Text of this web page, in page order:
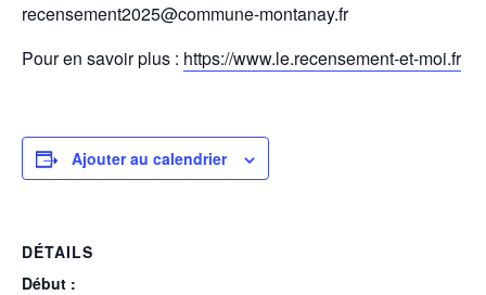
recensement2025@commune-montanay.fr
Pour en savoir plus : https://www.le.recensement-et-moi.fr
Ajouter au calendrier
DÉTAILS
Début :